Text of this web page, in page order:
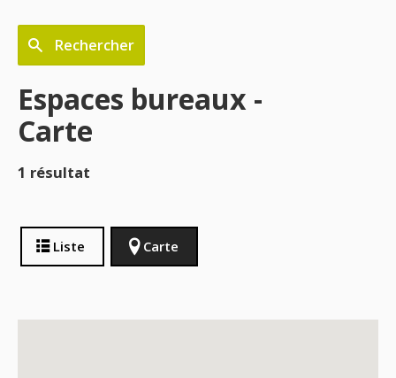
Rechercher
Espaces bureaux -
Carte
1 résultat
Liste Carte